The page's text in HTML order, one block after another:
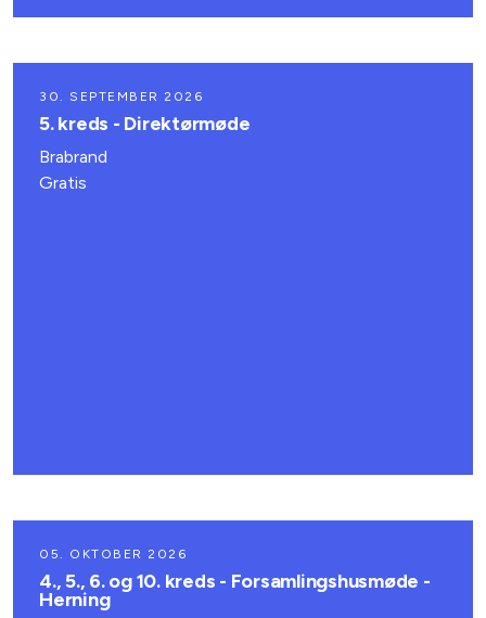
30. SEPTEMBER 2026
5. kreds - Direktørmøde
Brabrand
Gratis
05. OKTOBER 2026
4., 5., 6. og 10. kreds - Forsamlingshusmøde -
Herning